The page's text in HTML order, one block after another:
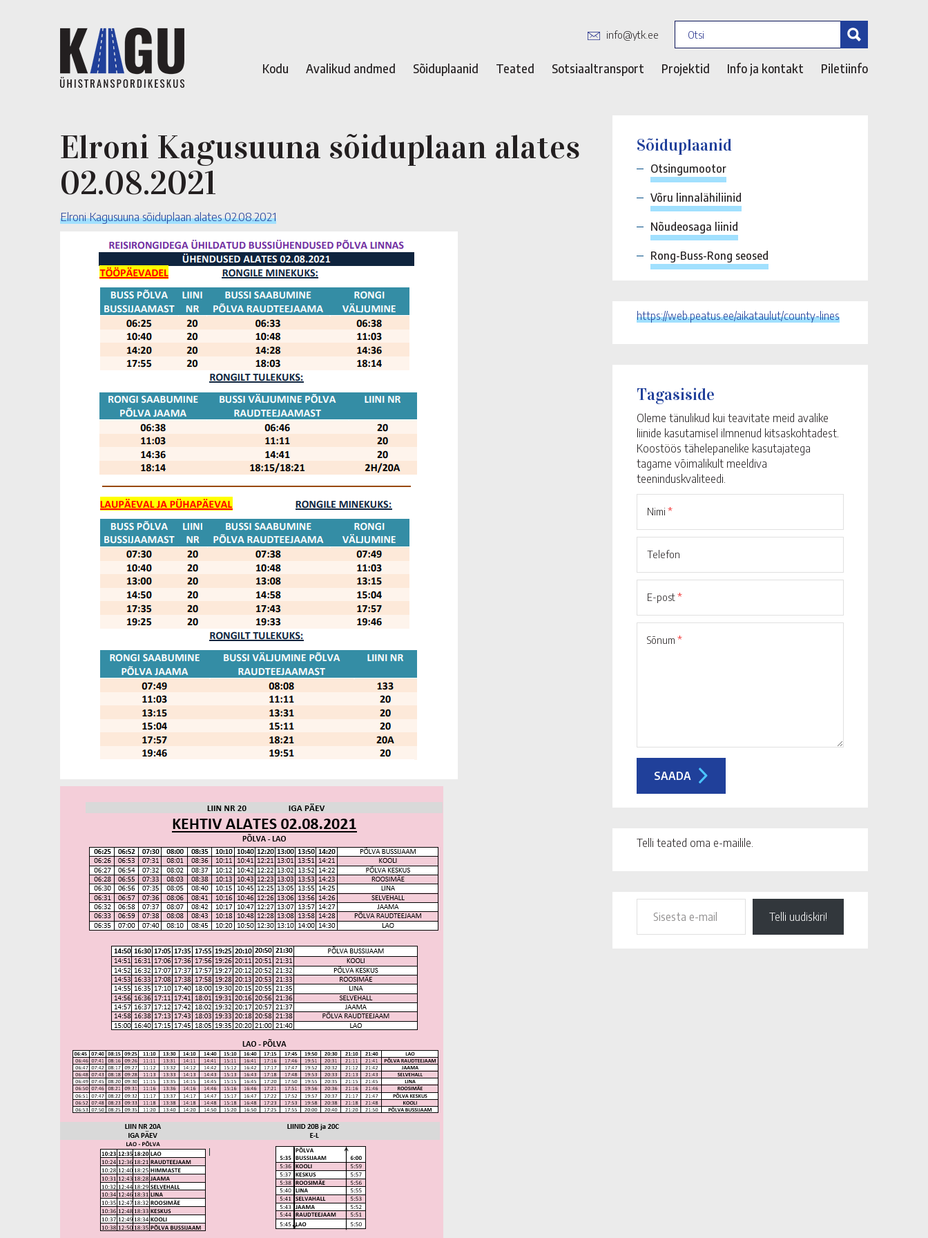
info@ytk.ee
Kodu Avalikud andmed Sõiduplaanid Teated Sotsiaaltransport Projektid Info ja kontakt Piletiinfo
Elroni Kagusuuna sõiduplaan alates
02.08.2021
Elroni Kagusuuna sõiduplaan alates 02.08.2021
Sõiduplaanid
Otsingumootor
Võru linnalähiliinid
Nõudeosaga liinid
Rong-Buss-Rong seosed
https://web.peatus.ee/aikataulut/county-lines
Tagasiside
Oleme tänulikud kui teavitate meid avalike
liinide kasutamisel ilmnenud kitsaskohtadest.
Koostöös tähelepanelike kasutajatega
tagame võimalikult meeldiva
teeninduskvaliteedi.
Nimi *
Telefon
E-post*
Sõnum *
Telli teated oma e-mailile.
Telli uudiskiri!